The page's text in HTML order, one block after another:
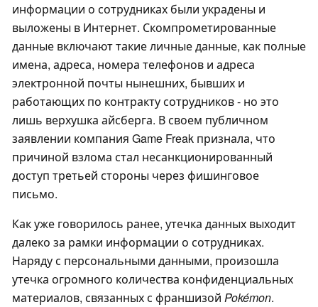
информации о сотрудниках были украдены и
выложены в Интернет. Скомпрометированные
данные включают такие личные данные, как полные
имена, адреса, номера телефонов и адреса
электронной почты нынешних, бывших и
работающих по контракту сотрудников - но это
лишь верхушка айсберга. В своем публичном
заявлении компания Game Freak признала, что
причиной взлома стал несанкционированный
доступ третьей стороны через фишинговое
письмо.
Как уже говорилось ранее, утечка данных выходит
далеко за рамки информации о сотрудниках.
Наряду с персональными данными, произошла
утечка огромного количества конфиденциальных
материалов, связанных с франшизой Pokémon.